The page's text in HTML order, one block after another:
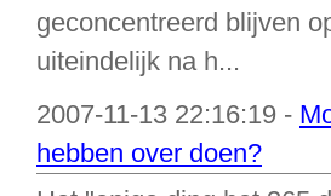
geconcentreerd blijven
uiteindelijk na h...
2007-11-13 22:16:19 -
hebben over doen?